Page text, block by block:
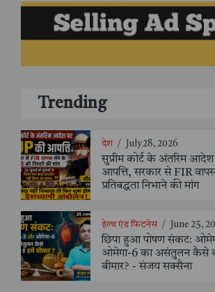
Trending
देश / July 28, 2026
सुप्रीम कोर्ट के अंतरिम
आपत्ति, सरकार से FIR
प्रतिबद्धता निभाने की मांग
हेल्थ एंड फिटनेस / June 25,
छिपा हुआ पोषण संकट:
ओमेगा-6 का असंतुलन कैसे
बीमार? - संजय सक्सैना